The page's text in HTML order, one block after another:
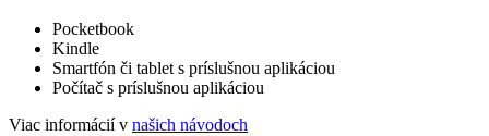
Pocketbook
Kindle
Smartfón či tablet s príslušnou aplikáciou
Počítač s príslušnou aplikáciou
Viac informácií v našich návodoch